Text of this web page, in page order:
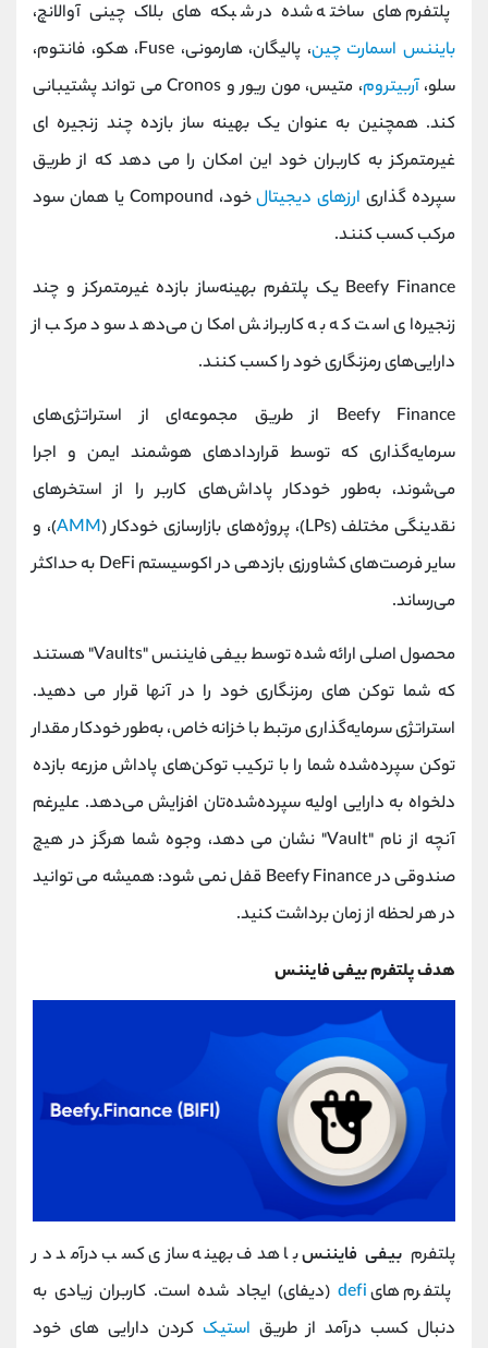
پلتفرم های ساخته شده در شبکه های بلاک چینی آوالانچ،
بایننس اسمارت چین
، پالیگان، هارمونی، Fuse، هکو، فانتوم،
سلو،آربیتروم
، متیس، مون ریور و Cronos می تواند پشتیبانی
کند. همچنین به عنوان یک بهینه ساز بازده چند زنجیره ای
غیرمتمرکز به کاربران خود این امکان را می دهد که از طریق
سپرده گذاری ارزهای دیجیتال
خود، Compound یا همان سود
مرکب کسب کنند.
Beefy Finance یک پلتفرم بهینه‌ساز بازده غیرمتمرکز و چند
زنجیره‌ای است که به کاربرانش امکان می‌دهد سود مرکب از
دارایی‌های رمزنگاری خود را کسب کنند.
Beefy Finance از طریق مجموعه‌ای از استراتژی‌های
سرمایه‌گذاری که توسط قراردادهای هوشمند ایمن و اجرا
می‌شوند، به‌طور خودکار پاداش‌های کاربر را از استخرهای
نقدینگی مختلف (LPs)، پروژه‌های بازارسازی خودکار (
AMM)، و
سایر فرصت‌های کشاورزی بازدهی در اکوسیستم DeFi به حداکثر
می‌رساند.
محصول اصلی ارائه شده توسط بیفی فایننس "Vaults" هستند
که شما توکن های رمزنگاری خود را در آنها قرار می دهید.
استراتژی سرمایه‌گذاری مرتبط با خزانه خاص، به‌طور خودکار مقدار
توکن سپرده‌شده شما را با ترکیب توکن‌های پاداش مزرعه بازده
دلخواه به دارایی اولیه سپرده‌شده‌تان افزایش می‌دهد. علیرغم
آنچه از نام "Vault" نشان می دهد، وجوه شما هرگز در هیچ
صندوقی در Beefy Finance قفل نمی شود: همیشه می توانید
در هر لحظه از زمان برداشت کنید.
هدف پلتفرم بیفی فایننس
پلتفرم بیفی فایننسبا هدف بهینه سازی کسب درآمد در
پلتفرم هایdefi (دیفای) ایجاد شده است. کاربران زیادی به
دنبال کسب درآمد از طریق استیک کردن دارایی های خود